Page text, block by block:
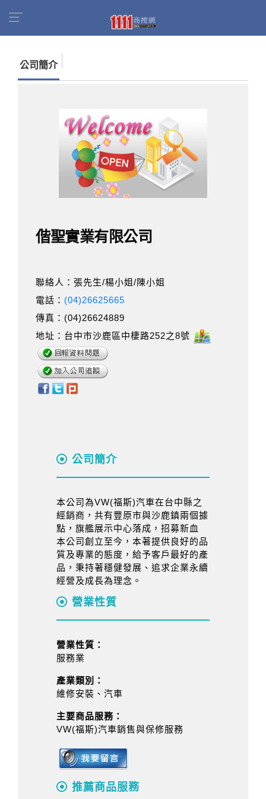
公司簡介
偕聖實業有限公司
聯絡人：張先生/楊小姐/陳小姐
電話： (04)26625665
傳真：(04)26624889
地址：台中市沙鹿區中棲路252之8號
公司簡介
本公司為VW(福斯)汽車在台中縣之
經銷商，共有豐原市與沙鹿鎮兩個據
點，旗艦展示中心落成，招募新血
本公司創立至今，本著提供良好的品
質及專業的態度，給予客戶最好的產
品，秉持著穩健發展、追求企業永續
經營及成長為理念。
營業性質
營業性質：
服務業
產業類別：
維修安裝、汽車
主要商品服務：
VW(福斯)汽車銷售與保修服務
推薦商品服務